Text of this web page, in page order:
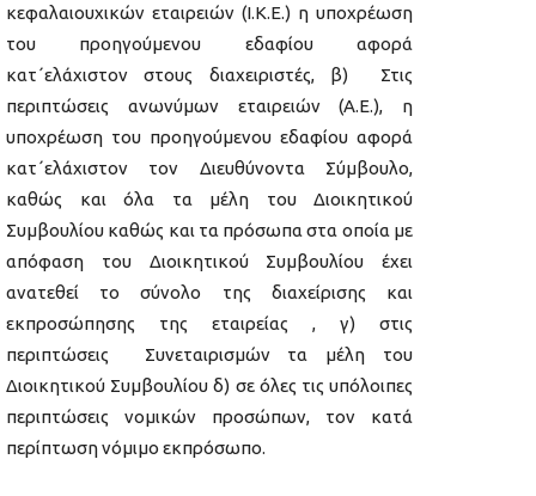
κεφαλαιουχικών εταιρειών (Ι.Κ.Ε.) η υποχρέωση
του προηγούμενου εδαφίου αφορά
κατ΄ελάχιστον στους διαχειριστές, β) Στις
περιπτώσεις ανωνύμων εταιρειών (Α.Ε.), η
υποχρέωση του προηγούμενου εδαφίου αφορά
κατ΄ελάχιστον τον Διευθύνοντα Σύμβουλο,
καθώς και όλα τα μέλη του Διοικητικού
Συμβουλίου καθώς και τα πρόσωπα στα οποία με
απόφαση του Διοικητικού Συμβουλίου έχει
ανατεθεί το σύνολο της διαχείρισης και
εκπροσώπησης της εταιρείας , γ) στις
περιπτώσεις Συνεταιρισμών τα μέλη του
Διοικητικού Συμβουλίου δ) σε όλες τις υπόλοιπες
περιπτώσεις νομικών προσώπων, τον κατά
περίπτωση νόμιμο εκπρόσωπο.